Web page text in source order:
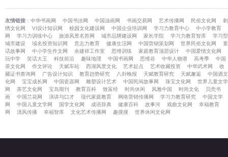
友情链接 ： 中华书画网 中国书法网 中国油画网 书画交易网 艺术传播网 民俗文化网
刺
绣文化网
VI设计知识网 校园文化建设网 中国企业培训网 学习力教育中心
中小学教育
网
学习力训练中心 旅游风景名胜网 城市品牌建设网 家长学院 学习力教育智库
学习型
城市建设
域名投资知识网 意志力教育 健康生活网 中国营销策划网 世界民俗文化网
童
话故事网
中小学生作文网 余建祥工作室 思维训练 家庭教育顶层设计
中国爱情文化网
玩中学
笑话大王 科技前沿 趣味地理 中国书画网 思维谷 中华人物谱 高考季
中国
茶文化网
作文评论 天赋车站 西湖风景文化 艺术起点 艺术收藏投资 中华武术网
收
藏证书查询网
广告设计知识 教育趋势研究 八卦晚报 天赋教育研究 天赋邂逅
中国酒文
化网
宝宝成长网 中国瓷器网 雕塑设计艺术 中国民间故事网 珠宝文化网
世界儿童文学
网
茶艺文化网 宝岛期刊 教育百科 致富经 时尚休闲 风雅中国 时尚文化
贝壳书
画
中国兰花网 演讲与口才 现代家庭教育 网络营销传播网 学习力教育研究
中国文学
网
中国儿童文学网 国学文化网 成语辞典 健康百科 故事河 戏曲文化网
幸福教育
网
清风传播 幸福智库 文化艺术传播网 趣搜搜 世界休闲文化网